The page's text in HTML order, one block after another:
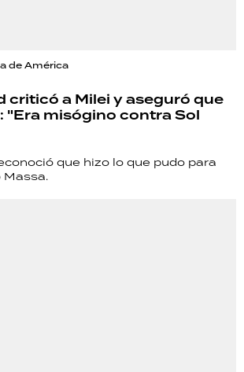
de América
criticó a Milei y aseguró que
"Era misógino contra Sol
que hizo lo que pudo para
Massa.